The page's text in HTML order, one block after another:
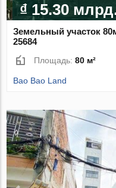
₫ 15.30
Земельный участок
25684
Площадь:80 м²
Bao Bao Land